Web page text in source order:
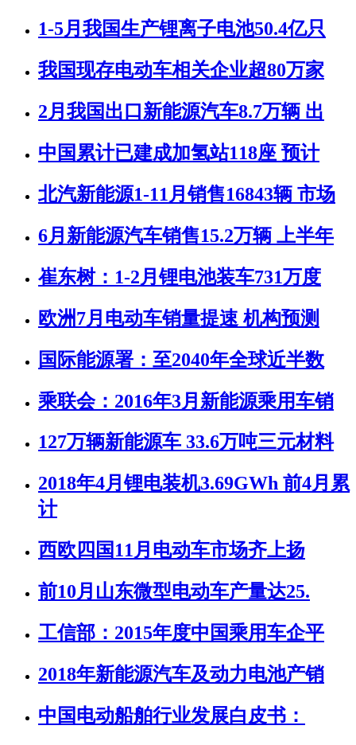
1-5月我国生产锂离子电池50.4亿只
我国现存电动车相关企业超80万家
2月我国出口新能源汽车8.7万辆 出
中国累计已建成加氢站118座 预计
北汽新能源1-11月销售16843辆 市场
6月新能源汽车销售15.2万辆 上半年
崔东树：1-2月锂电池装车731万度
欧洲7月电动车销量提速 机构预测
国际能源署：至2040年全球近半数
乘联会：2016年3月新能源乘用车销
127万辆新能源车 33.6万吨三元材料
2018年4月锂电装机3.69GWh 前4月累
计
西欧四国11月电动车市场齐上扬
前10月山东微型电动车产量达25.
工信部：2015年度中国乘用车企平
2018年新能源汽车及动力电池产销
中国电动船舶行业发展白皮书：